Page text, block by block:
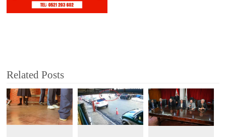
Related Posts